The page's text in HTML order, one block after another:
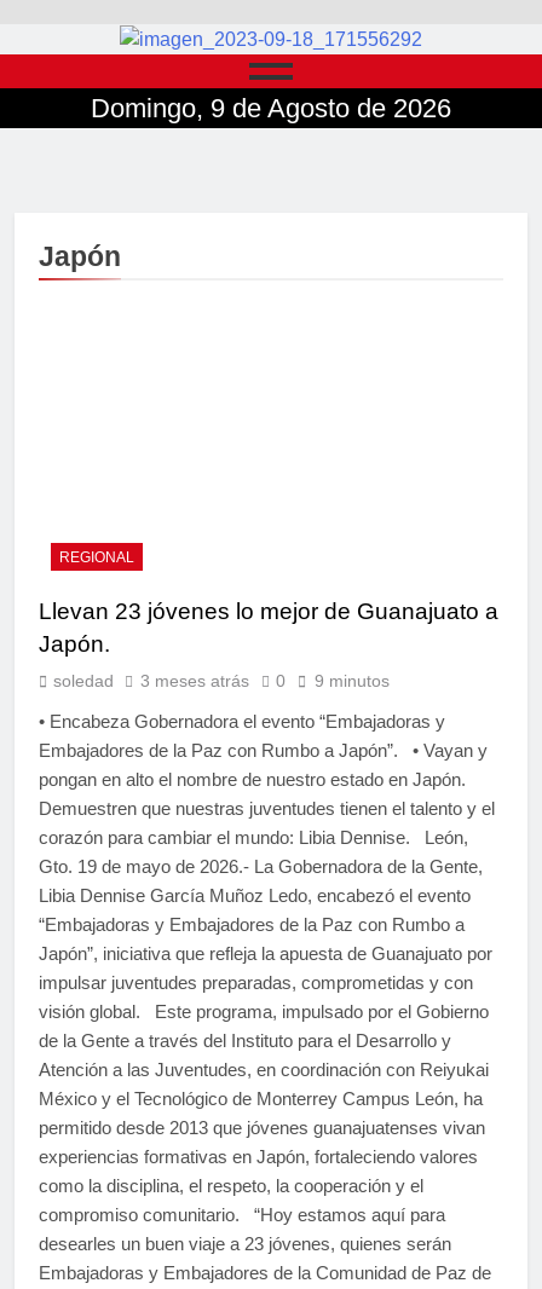
Domingo, 9 de Agosto de 2026
Japón
REGIONAL
Llevan 23 jóvenes lo mejor de Guanajuato a
Japón.
soledad 3 meses atrás 0 9 minutos
• Encabeza Gobernadora el evento “Embajadoras y
Embajadores de la Paz con Rumbo a Japón”. • Vayan y
pongan en alto el nombre de nuestro estado en Japón.
Demuestren que nuestras juventudes tienen el talento y el
corazón para cambiar el mundo: Libia Dennise. León,
Gto. 19 de mayo de 2026.- La Gobernadora de la Gente,
Libia Dennise García Muñoz Ledo, encabezó el evento
“Embajadoras y Embajadores de la Paz con Rumbo a
Japón”, iniciativa que refleja la apuesta de Guanajuato por
impulsar juventudes preparadas, comprometidas y con
visión global. Este programa, impulsado por el Gobierno
de la Gente a través del Instituto para el Desarrollo y
Atención a las Juventudes, en coordinación con Reiyukai
México y el Tecnológico de Monterrey Campus León, ha
permitido desde 2013 que jóvenes guanajuatenses vivan
experiencias formativas en Japón, fortaleciendo valores
como la disciplina, el respeto, la cooperación y el
compromiso comunitario. “Hoy estamos aquí para
desearles un buen viaje a 23 jóvenes, quienes serán
Embajadoras y Embajadores de la Comunidad de Paz de